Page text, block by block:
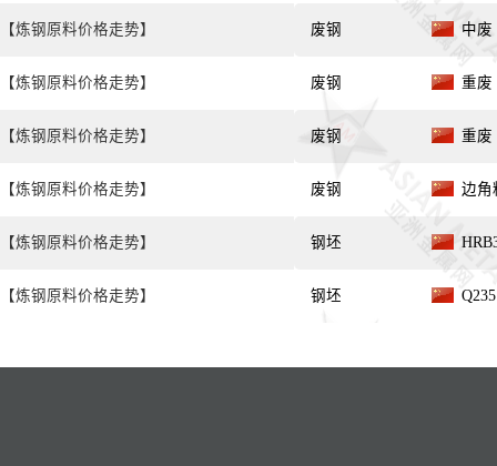
【炼钢原料价格走势】
【炼钢原料价格走势】
【炼钢原料价格走势】
【炼钢原料价格走势】
【炼钢原料价格走势】
【炼钢原料价格走势】
废钢 中废
废钢 重废
废钢 重废
废钢 边角
钢坯
钢坯